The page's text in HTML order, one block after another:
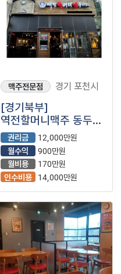
맥주전문점 경기 포천시
[경기북부]
역전할머니맥주 동두천,
양주,포천 (프랜차이즈/
주점/술집/호프집/
요리주점)
권리금
12,000만원
월수익
900만원
월비용
170만원
인수비용
14,000만원